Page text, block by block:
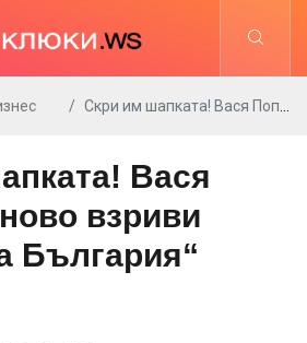
Скри им шапката! Вася Попова отново взриви „Гласът на България“ (Видео)
Вася
взриви
България“